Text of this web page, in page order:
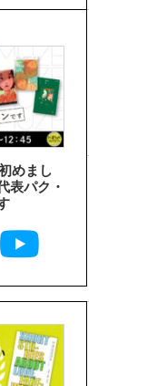
めまし
表パク・